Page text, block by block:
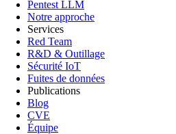
Pentest LLM
Notre approche
Services
Red Team
R&D & Outillage
Sécurité IoT
Fuites de données
Publications
Blog
CVE
Équipe